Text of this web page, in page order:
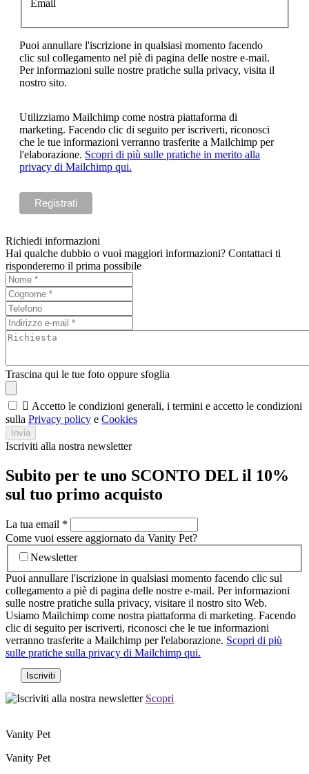
Email
Puoi annullare l'iscrizione in qualsiasi momento facendo
clic sul collegamento nel piè di pagina delle nostre e-mail.
Per informazioni sulle nostre pratiche sulla privacy, visita il
nostro sito.
Utilizziamo Mailchimp come nostra piattaforma di
marketing. Facendo clic di seguito per iscriverti, riconosci
che le tue informazioni verranno trasferite a Mailchimp per
l'elaborazione. Scopri di più sulle pratiche in merito alla
privacy di Mailchimp qui.
Richiedi informazioni
Hai qualche dubbio o vuoi maggiori informazioni? Contattaci ti
risponderemo il prima possibile
Trascina qui le tue foto oppure sfoglia
 Accetto le condizioni generali, i termini e accetto le condizioni
sulla Privacy policy e Cookies
Invia
Iscriviti alla nostra newsletter
Subito per te uno SCONTO DEL il 10%
sul tuo primo acquisto
La tua email *
Come vuoi essere aggiornato da Vanity Pet?
Newsletter
Puoi annullare l'iscrizione in qualsiasi momento facendo clic sul
collegamento a piè di pagina delle nostre e-mail. Per informazioni
sulle nostre pratiche sulla privacy, visitare il nostro sito Web.
Usiamo Mailchimp come nostra piattaforma di marketing. Facendo
clic di seguito per iscriverti, riconosci che le tue informazioni
verranno trasferite a Mailchimp per l'elaborazione. Scopri di più
sulle pratiche sulla privacy di Mailchimp qui.
Scopri
Vanity Pet
Vanity Pet